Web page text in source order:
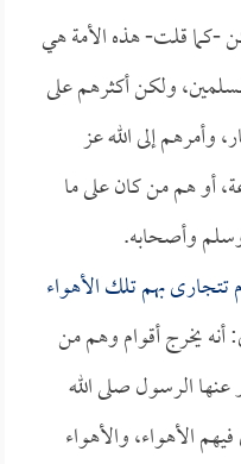
-كما قلت- هذه الأمة هي
ولكن أكثرهم على
وأمرهم إلى الله عز
أو هم من كان على ما
وأصحابه.
بهم تلك الأهواء
يخرج أقوام وهم من
عنها الرسول صلى الله
الأهواء، والأهواء